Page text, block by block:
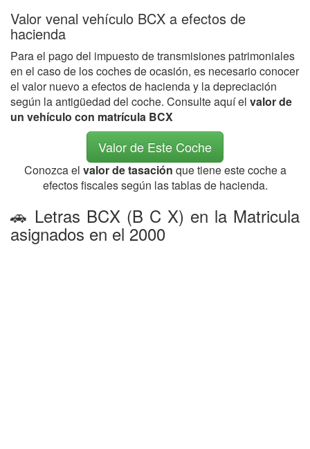
Valor venal vehículo BCX a efectos de
hacienda
Para el pago del impuesto de transmisiones patrimoniales
en el caso de los coches de ocasión, es necesario conocer
el valor nuevo a efectos de hacienda y la depreciación
según la antigüedad del coche. Consulte aquí el valor de
un vehículo con matrícula BCX
Valor de Este Coche
Conozca el valor de tasación que tiene este coche a
efectos fiscales según las tablas de hacienda.
🚗 Letras BCX (B C X) en la Matricula
asignados en el 2000